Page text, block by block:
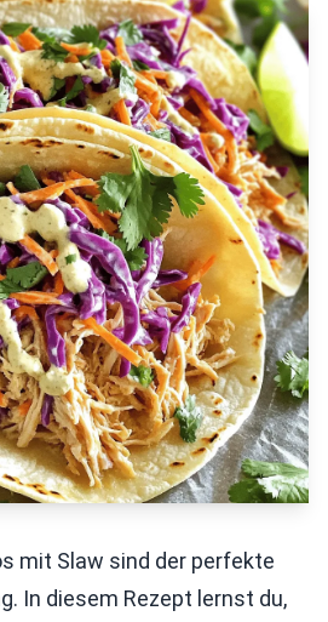
mit Slaw sind der perfekte
In diesem Rezept lernst du,